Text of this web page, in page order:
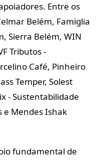
Entre os
Belém, Famiglia
Sierra Belém, WIN
Tributos -
Café, Pinheiro
Temper, Solest
- Sustentabilidade
e Mendes Ishak
fundamental de